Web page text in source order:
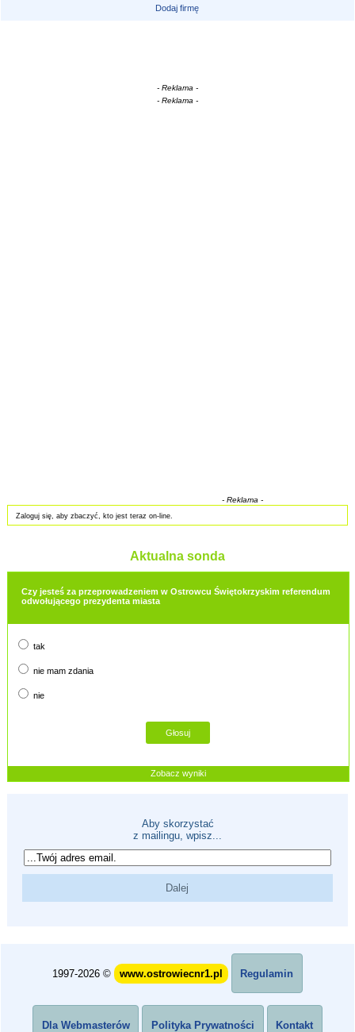
Dodaj firmę
- Reklama -
- Reklama -
- Reklama -
Zaloguj się, aby zbaczyć, kto jest teraz on-line.
Aktualna sonda
Czy jesteś za przeprowadzeniem w Ostrowcu Świętokrzyskim referendum
odwołującego prezydenta miasta
tak
nie mam zdania
nie
Zobacz wyniki
Aby skorzystać
z mailingu, wpisz...
1997-2026 © www.ostrowiecnr1.pl Regulamin
Dla Webmasterów Polityka Prywatności Kontakt